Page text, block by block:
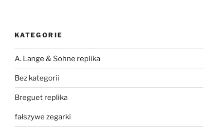
KATEGORIE
A. Lange & Sohne replika
Bez kategorii
Breguet replika
fałszywe zegarki